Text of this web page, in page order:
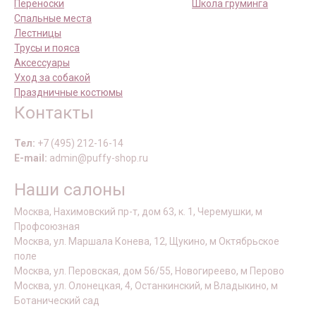
Переноски
Спальные места
Лестницы
Трусы и пояса
Аксессуары
Уход за собакой
Праздничные костюмы
Школа груминга
Контакты
Тел: +7 (495) 212-16-14
E-mail: admin@puffy-shop.ru
Наши салоны
Москва, Нахимовский пр-т, дом 63, к. 1, Черемушки, м
Профсоюзная
Москва, ул. Маршала Конева, 12, Щукино, м Октябрьское
поле
Москва, ул. Перовская, дом 56/55, Новогиреево, м Перово
Москва, ул. Олонецкая, 4, Останкинский, м Владыкино, м
Ботанический сад